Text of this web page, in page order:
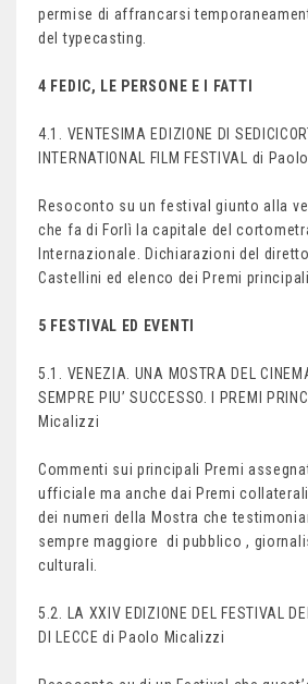
permise di affrancarsi
del typecasting.
4 FEDIC, LE PERSONE E I FATTI
4.1. VENTESIMA EDIZIONE DI
INTERNATIONAL FILM FESTIVAL di
Resoconto su un festival giunto alla
che fa di Forlì la capitale del
Internazionale. Dichiarazioni del
Castellini ed elenco dei Premi principali.
5 FESTIVAL ED EVENTI
5.1. VENEZIA. UNA MOSTRA DEL
SEMPRE PIU’ SUCCESSO. I PREMI
Micalizzi
Commenti sui principali Premi
ufficiale ma anche dai Premi
dei numeri della Mostra che
sempre maggiore di pubblico ,
culturali.
5.2. LA XXIV EDIZIONE DEL FESTIVAL
DI LECCE di Paolo Micalizzi